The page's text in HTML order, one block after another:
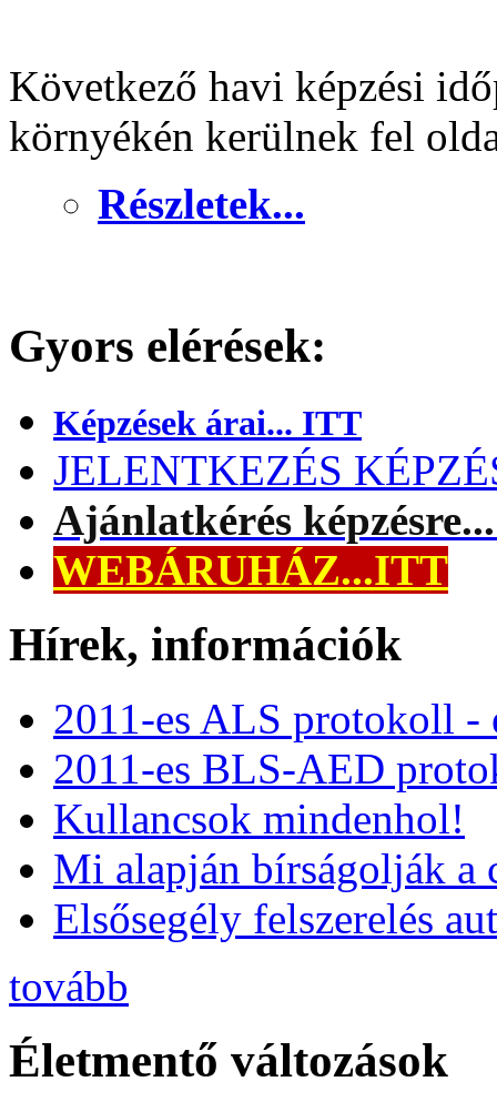
Következő havi képzési
környékén kerülnek fel
Részletek...
Gyors elérések:
Képzések árai... ITT
JELENTKEZÉS
Ajánlatkérés
WEBÁRUHÁZ...ITT
Hírek, információk
2011-es ALS protokoll -
2011-es BLS-AED
Kullancsok mindenhol!
Mi alapján bírságolják a
Elsősegély felszerelés
tovább
Életmentő változások